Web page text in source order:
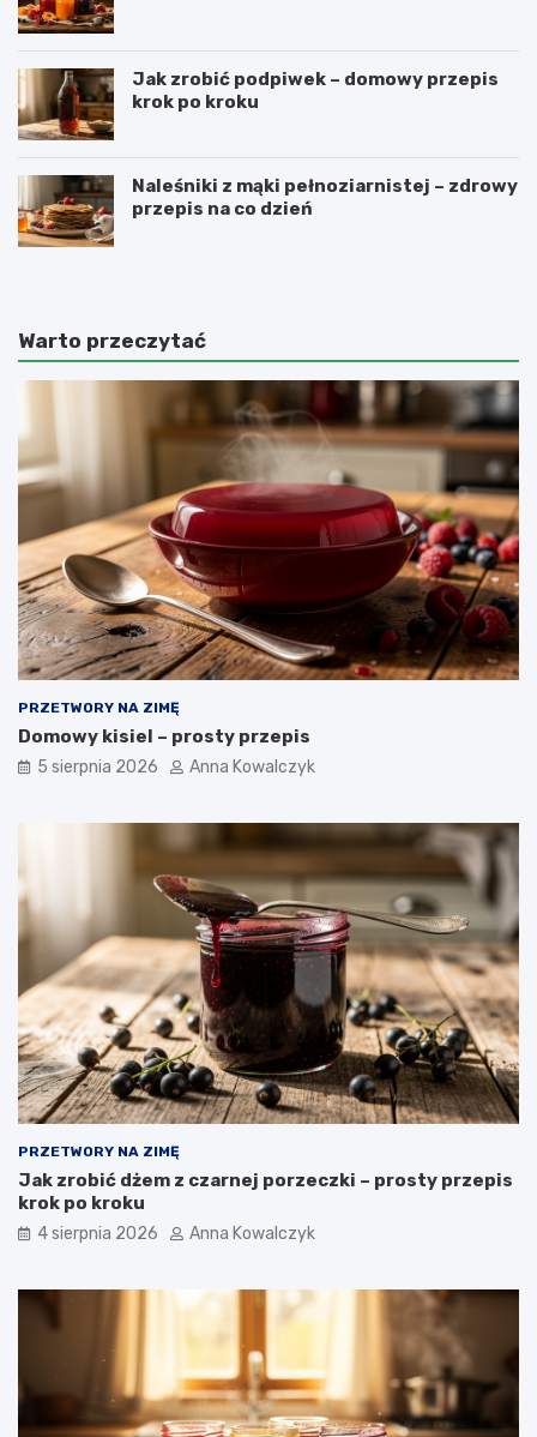
Jak zrobić podpiwek – domowy przepis
krok po kroku
Naleśniki z mąki pełnoziarnistej – zdrowy
przepis na co dzień
Warto przeczytać
PRZETWORY NA ZIMĘ
Domowy kisiel – prosty przepis
5 sierpnia 2026 Anna Kowalczyk
PRZETWORY NA ZIMĘ
Jak zrobić dżem z czarnej porzeczki – prosty przepis
krok po kroku
4 sierpnia 2026 Anna Kowalczyk